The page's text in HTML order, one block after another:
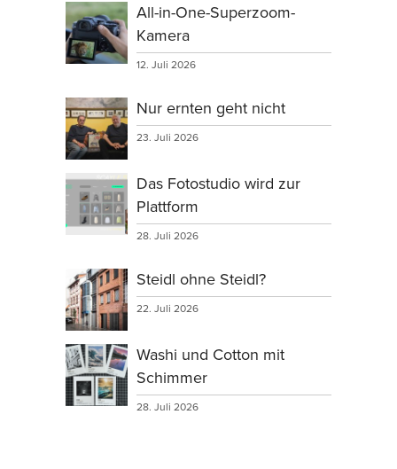
All-in-One-Superzoom-
Kamera
12. Juli 2026
Nur ernten geht nicht
23. Juli 2026
Das Fotostudio wird zur
Plattform
28. Juli 2026
Steidl ohne Steidl?
22. Juli 2026
Washi und Cotton mit
Schimmer
28. Juli 2026